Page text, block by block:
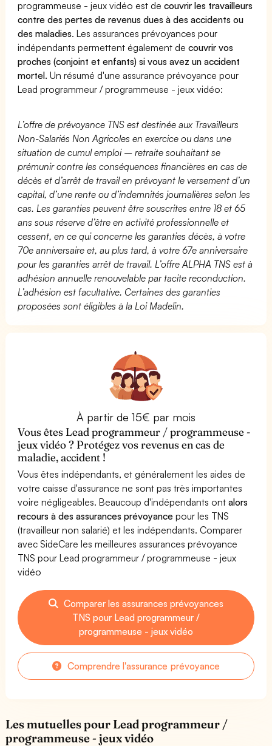
programmeuse - jeux vidéo est decouvrir les travailleurs
contre des pertes de revenus dues à des accidents ou
des maladies. Les assurances prévoyances pour
indépendants permettent également decouvrir vos
proches (conjoint et enfants) si vous avez un accident
mortel. Un résumé d'une assurance prévoyance pour
Lead programmeur / programmeuse - jeux vidéo:
L’offre de prévoyance TNS est destinée aux Travailleurs
Non-Salariés Non Agricoles en exercice ou dans une
situation de cumul emploi – retraite souhaitant se
prémunir contre les conséquences financières en cas de
décès et d’arrêt de travail en prévoyant le versement d’un
capital, d’une rente ou d’indemnités journalières selon les
cas. Les garanties peuvent être souscrites entre 18 et 65
ans sous réserve d’être en activité professionnelle et
cessent, en ce qui concerne les garanties décès, à votre
70e anniversaire et, au plus tard, à votre 67e anniversaire
pour les garanties arrêt de travail. L’offre ALPHA TNS est à
adhésion annuelle renouvelable par tacite reconduction.
L’adhésion est facultative. Certaines des garanties
proposées sont éligibles à la Loi Madelin.
À partir de 15€ par mois
Vous êtes Lead programmeur / programmeuse -
jeux vidéo ? Protégez vos revenus en cas de
maladie, accident !
Vous êtes indépendants, et généralement les aides de
votre caisse d'assurance ne sont pas très importantes
voire négligeables. Beaucoup d'indépendants ontalors
recours à des assurances prévoyance pour les TNS
(travailleur non salarié) et les indépendants. Comparer
avec SideCare les meilleures assurances prévoyance
TNS pour Lead programmeur / programmeuse - jeux
vidéo
Comparer les assurances prévoyances
TNS pour Lead programmeur /
programmeuse - jeux vidéo
Comprendre l'assurance prévoyance
Les mutuelles pour Lead programmeur /
programmeuse - jeux vidéo